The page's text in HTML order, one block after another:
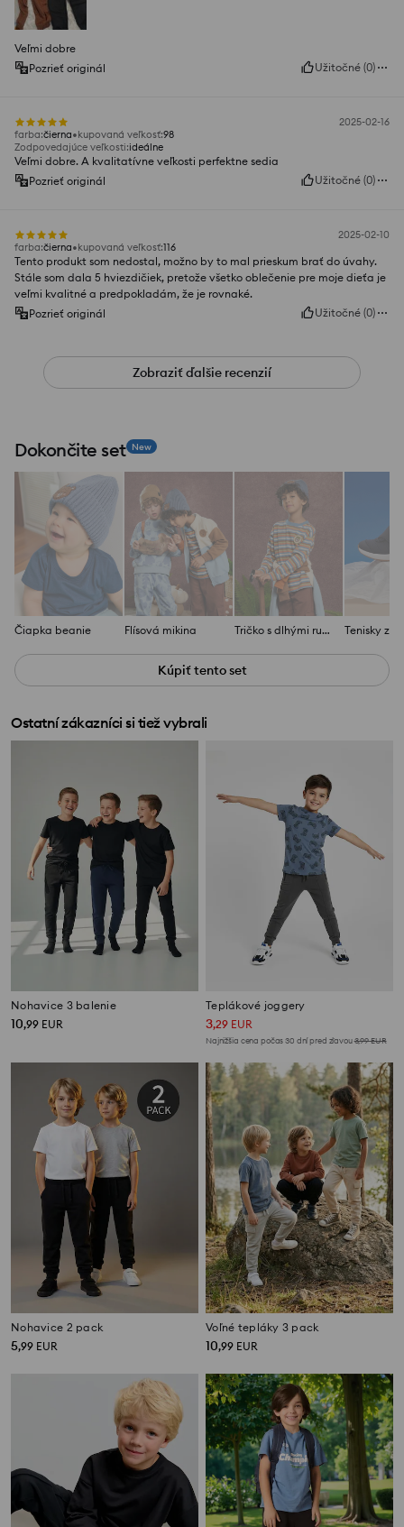
Veľmi dobre
Pozrieť originál
Užitočné (0)
2025-02-16
farba:čierna kupovaná veľkosť:98
Zodpovedajúce veľkosti:ideálne
Veľmi dobre. A kvalitatívne veľkosti perfektne sedia
Pozrieť originál
Užitočné (0)
2025-02-10
farba:čierna kupovaná veľkosť:116
Tento produkt som nedostal, možno by to mal prieskum brať do úvahy.
Stále som dala 5 hviezdičiek, pretože všetko oblečenie pre moje dieťa je
veľmi kvalitné a predpokladám, že je rovnaké.
Pozrieť originál
Užitočné (0)
Zobraziť ďalšie recenzií
Dokončite set New
Čiapka beanie Flísová mikina Tričko s dlhými rukávmi
Kúpiť tento set
Ostatní zákazníci si tiež vybrali
Nohavice 3 balenie
10,99 EUR
Teplákové joggery
3,29 EUR
Najnižšia cena počas 30 dní pred zľavou3,99EUR
Nohavice 2 pack
5,99 EUR
Voľné tepláky 3 pack
10,99 EUR